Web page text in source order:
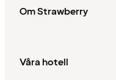
Om Strawberry
Våra hotell